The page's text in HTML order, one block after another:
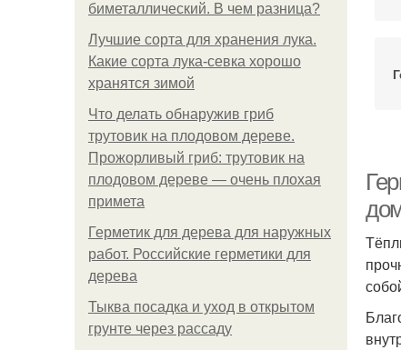
биметаллический. В чем разница?
Лучшие сорта для хранения лука.
Какие сорта лука-севка хорошо
хранятся зимой
Что делать обнаружив гриб
трутовик на плодовом дереве.
Прожорливый гриб: трутовик на
плодовом дереве — очень плохая
примета
Герметик для дерева для наружных
работ. Российские герметики для
дерева
Тыква посадка и уход в открытом
грунте через рассаду